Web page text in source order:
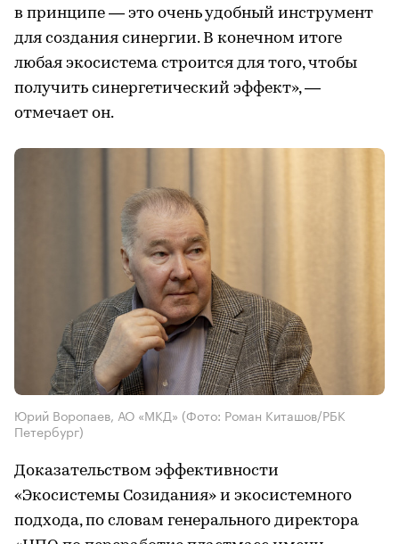
в принципе — это очень удобный инструмент
для создания синергии. В конечном итоге
любая экосистема строится для того, чтобы
получить синергетический эффект», —
отмечает он.
Юрий Воропаев, АО «МКД» (Фото: Роман Киташов/РБК
Петербург)
Доказательством эффективности
«Экосистемы Созидания» и экосистемного
подхода, по словам генерального директора